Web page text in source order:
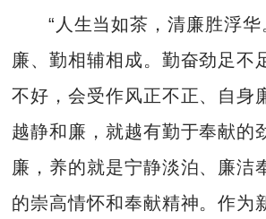
“人生当如茶，清廉胜浮华
廉、勤相辅相成。勤奋劲足不
不好，会受作风正不正、自身
越静和廉，就越有勤于奉献的
廉，养的就是宁静淡泊、廉洁
的崇高情怀和奉献精神。作为